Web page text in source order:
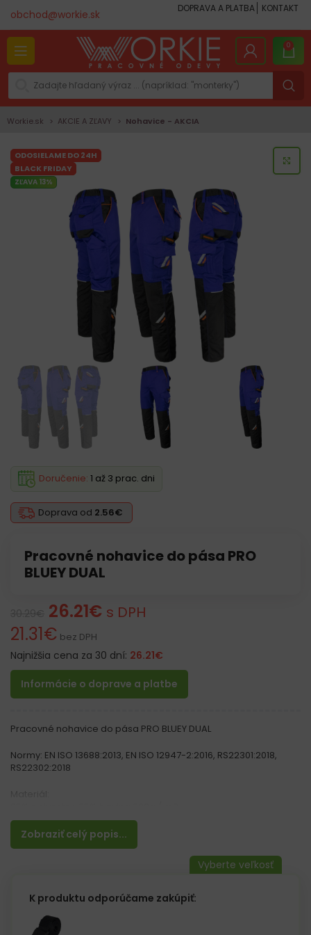
obchod@workie.sk DOPRAVA A PLATBA KONTAKT
0
Workie.sk AKCIE A ZĽAVY Nohavice - AKCIA
ODOSIELAME DO 24H
BLACK FRIDAY
ZĽAVA 13%
Pracovné nohavice do pása PRO
BLUEY DUAL
Doprava od 2.56€
Doručenie: 1 až 3 prac. dni
26.21€ s DPH
21.31€ bez DPH
Najnižšia cena za 30 dní: 26.21€
Informácie o doprave a platbe
Zobraziť celý popis...
Pracovné nohavice do pása PRO BLUEY DUAL
Normy: EN ISO 13688:2013, EN ISO 12947-2:2016, RS22301:2018,
RS22302:2018
Vlastnosti:
– Bavlna zabezpečuje priedušnosť materiálu
– Polyester zaisťuje stálosť farieb a pevnosť
– Zapínanie na zips a gombík
– Guma v páse v zadnej časti
– Dve zadné vrecká na suchý zips
K produktu odporúčame zakúpiť: